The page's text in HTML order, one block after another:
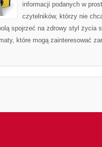
informacji podanych w
czytelników, którzy nie
spojrzeć na zdrowy styl życia
które mogą zainteresować